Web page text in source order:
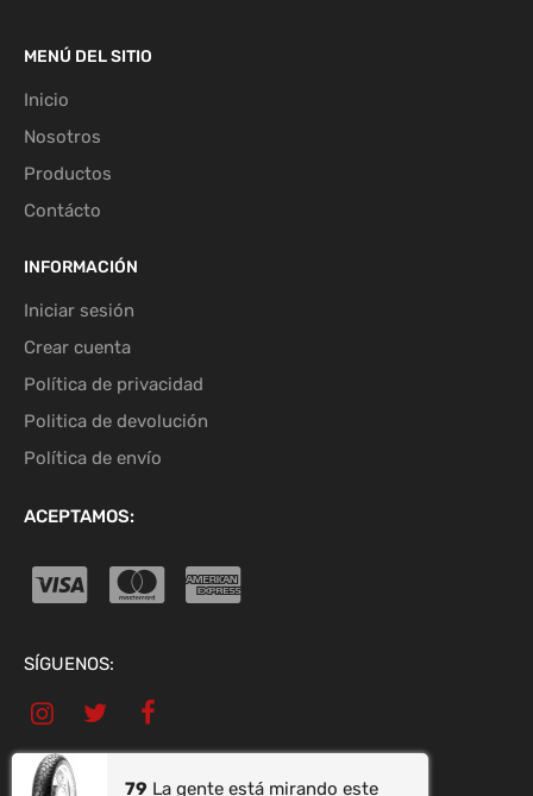
MENÚ DEL SITIO
Inicio
Nosotros
Productos
Contácto
INFORMACIÓN
Iniciar sesión
Crear cuenta
Política de privacidad
Politica de devolución
Política de envío
ACEPTAMOS:
SÍGUENOS:
79 La gente está mirando este